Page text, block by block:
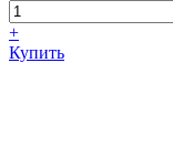
+
Купить